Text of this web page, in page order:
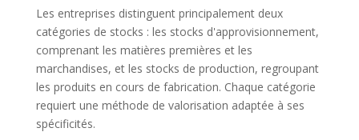
Les entreprises distinguent principalement deux
catégories de stocks : les stocks d'approvisionnement,
comprenant les matières premières et les
marchandises, et les stocks de production, regroupant
les produits en cours de fabrication. Chaque catégorie
requiert une méthode de valorisation adaptée à ses
spécificités.